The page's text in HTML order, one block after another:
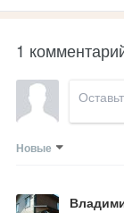
1
Новые